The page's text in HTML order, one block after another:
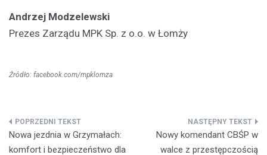
Andrzej Modzelewski
Prezes Zarządu MPK Sp. z o.o. w Łomży
Źródło: facebook.com/mpklomza
Nawigacja
wpisu
Nowa jezdnia w Grzymałach:
komfort i bezpieczeństwo dla
Nowy komendant CBŚP w
walce z przestępczością